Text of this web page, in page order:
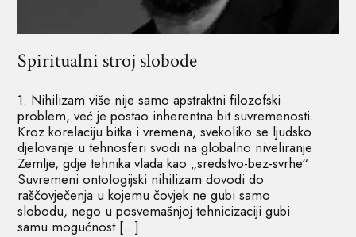
Spiritualni stroj slobode
1. Nihilizam više nije samo apstraktni filozofski
problem, već je postao inherentna bit suvremenosti.
Kroz korelaciju bitka i vremena, svekoliko se ljudsko
djelovanje u tehnosferi svodi na globalno niveliranje
Zemlje, gdje tehnika vlada kao „sredstvo-bez-svrhe“.
Suvremeni ontologijski nihilizam dovodi do
raščovječenja u kojemu čovjek ne gubi samo
slobodu, nego u posvemašnjoj tehnicizaciji gubi
samu mogućnost […]